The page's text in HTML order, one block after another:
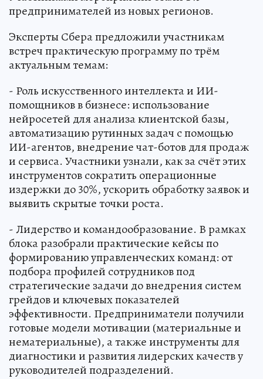
предпринимателей из новых регионов.
Эксперты Сбера предложили участникам
встреч практическую программу по трём
актуальным темам:
- Роль искусственного интеллекта и ИИ-
помощников в бизнесе: использование
нейросетей для анализа клиентской базы,
автоматизацию рутинных задач с помощью
ИИ-агентов, внедрение чат-ботов для продаж
и сервиса. Участники узнали, как за счёт этих
инструментов сократить операционные
издержки до 30%, ускорить обработку заявок и
выявить скрытые точки роста.
- Лидерство и командообразование. В рамках
блока разобрали практические кейсы по
формированию управленческих команд: от
подбора профилей сотрудников под
стратегические задачи до внедрения систем
грейдов и ключевых показателей
эффективности. Предприниматели получили
готовые модели мотивации (материальные и
нематериальные), а также инструменты для
диагностики и развития лидерских качеств у
руководителей подразделений.